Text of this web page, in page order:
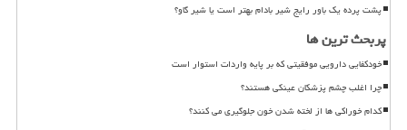
پشت پرده یک باور رایج شیر بادام بهتر است یا شیر گاو؟
پربحث ترین ها
خودکفایی دارویی موفقیتی که بر پایه واردات استوار است
چرا اغلب چشم پزشکان عینکی هستند؟
کدام خوراکی ها از لخته شدن خون جلوگیری می کنند؟